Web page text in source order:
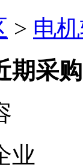
> 电
期采购
业